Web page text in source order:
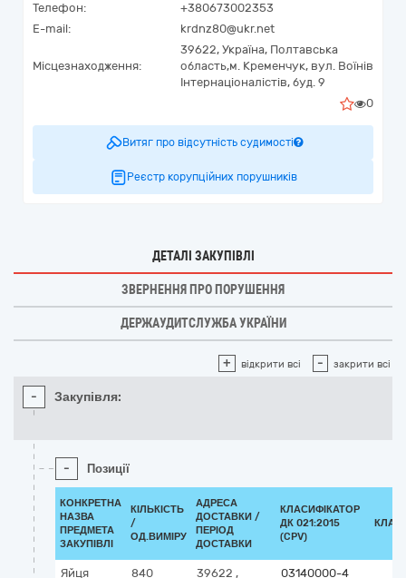
Телефон:
+380673002353
E-mail:
krdnz80@ukr.net
Місцезнаходження:
39622, Україна, Полтавська
область,м. Кременчук, вул. Воїнів
Інтернаціоналістів, буд. 9
0
Витяг про відсутність судимості
Реєстр корупційних порушників
ДЕТАЛІ ЗАКУПІВЛІ
ЗВЕРНЕННЯ ПРО ПОРУШЕННЯ
ДЕРЖАУДИТСЛУЖБА УКРАЇНИ
+ відкрити всі - закрити всі
- Закупівля:
- Позиції
КОНКРЕТНА
НАЗВА
ПРЕДМЕТА
ЗАКУПІВЛІ
КІЛЬКІСТЬ
/
ОД.ВИМІРУ
АДРЕСА
ДОСТАВКИ /
ПЕРІОД
ДОСТАВКИ
КЛАСИФІКАТОР
ДК 021:2015
(CPV)
Яйця
840
39622 ,
03140000-4